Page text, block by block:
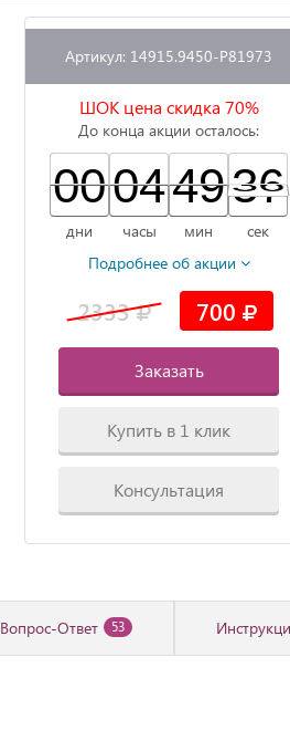
Артикул: 14915.9450-P81973
ШОК цена скидка 70%
До конца акции осталось:
00
00
00
дни
04
04
00
часы
49
49
00
мин
35
35
36
сек
Подробнее об акции
2333 700
Заказать
Купить в 1 клик
Консультация
Вопрос-Ответ 53